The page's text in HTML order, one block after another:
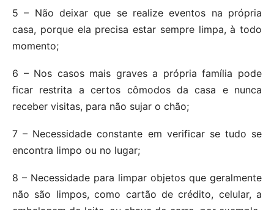
5 – Não deixar que se realize eventos na própria
casa, porque ela precisa estar sempre limpa, à todo
momento;
6 – Nos casos mais graves a própria família pode
ficar restrita a certos cômodos da casa e nunca
receber visitas, para não sujar o chão;
7 – Necessidade constante em verificar se tudo se
encontra limpo ou no lugar;
8 – Necessidade para limpar objetos que geralmente
não são limpos, como cartão de crédito, celular, a